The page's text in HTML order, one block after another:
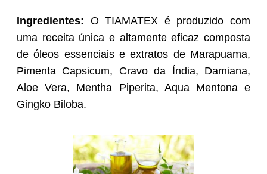
Ingredientes: O TIAMATEX é produzido com
uma receita única e altamente eficaz composta
de óleos essenciais e extratos de Marapuama,
Pimenta Capsicum, Cravo da Índia, Damiana,
Aloe Vera, Mentha Piperita, Aqua Mentona e
Gingko Biloba.